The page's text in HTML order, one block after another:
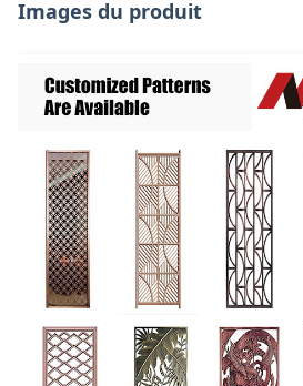
Images du produit